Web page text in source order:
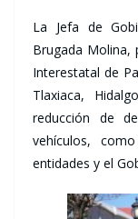
La Jefa de
Brugada Molina,
Interestatal de
Tlaxiaca,
reducción de
vehículos,
entidades y el